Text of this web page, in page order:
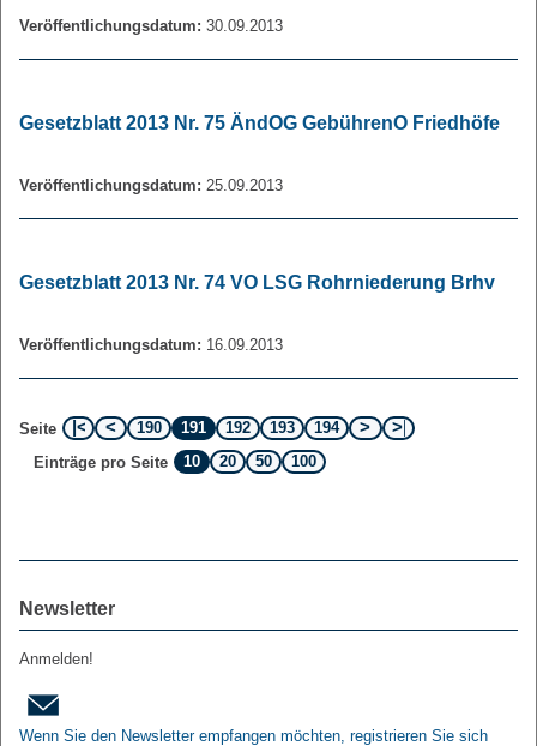
Veröffentlichungsdatum: 30.09.2013
Gesetzblatt 2013 Nr. 75 ÄndOG GebührenO Friedhöfe
Veröffentlichungsdatum: 25.09.2013
Gesetzblatt 2013 Nr. 74 VO LSG Rohrniederung Brhv
Veröffentlichungsdatum: 16.09.2013
Seite 190 191 192 193
194
Einträge pro Seite
10 20 50 100
Newsletter
Anmelden!
Wenn Sie den Newsletter empfangen möchten, registrieren Sie sich